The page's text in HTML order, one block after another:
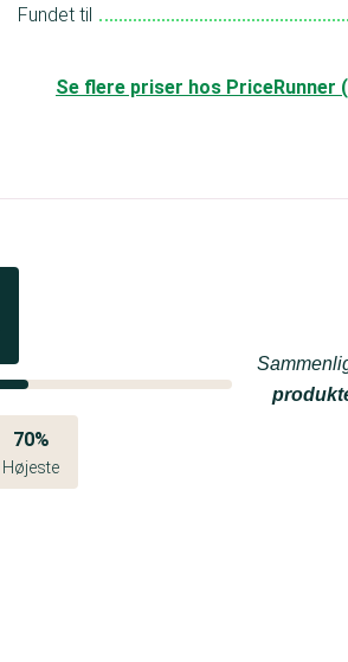
Fundet til
Se flere priser hos PriceRunner
70%
Højeste